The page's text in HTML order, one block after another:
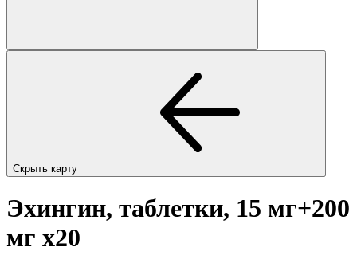
Скрыть карту
Эхингин, таблетки, 15 мг+200
мг x20